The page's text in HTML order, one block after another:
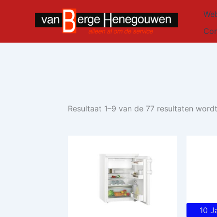
inhoud
Resultaat 1–9 van de 77 resultaten
10